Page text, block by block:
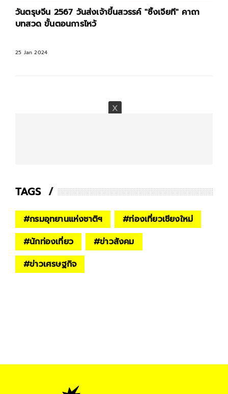
วันตรุษจีน 2567 วันส่งเจ้าขึ้นสวรรค์ "ซิ้งเจียที" คาถา
บทสวด ขั้นตอนการไหว้
25 Jan 2024
TAGS
#กรมอุทยานแห่งชาติฯ #ท่องเที่ยวเชียงใหม่
#นักท่องเที่ยว #ข่าวสังคม
#ข่าวเศรษฐกิจ